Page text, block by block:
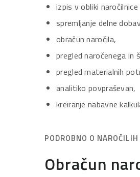
izpis v obliki
spremljanje delne
obračun naročila,
pregled naročenega in
pregled materialnih
analitiko povpraševan,
kreiranje nabavne
PODROBNO O
Obračun